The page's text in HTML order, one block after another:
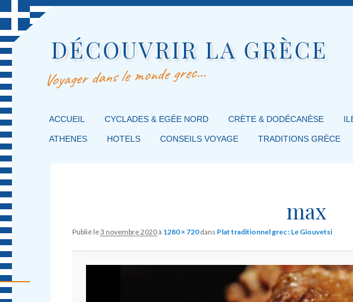
DÉCOUVRIR LA GRÈCE
Voyager dans le monde grec…
MENU PRINCIPAL
MASQUER LA NAVIGATION PRINCIPALE
MASQUER LA NAVIGATION SECONDAIRE
ACCUEIL CYCLADES & EGÉE NORD CRÈTE & DODÉCANÈSE
ATHENES HOTELS CONSEILS VOYAGE TRADITIONS GRÈCE
max
Publié le3 novembre 2020à 1280 × 720dans Plat traditionnel grec : Le Giouvetsi